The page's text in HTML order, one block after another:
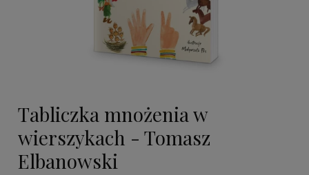
Tabliczka mnożenia w
wierszykach - Tomasz
Elbanowski